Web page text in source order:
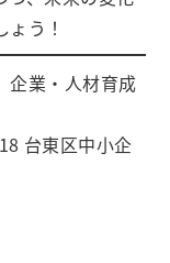
う！
業・人材育成
台東区中小企